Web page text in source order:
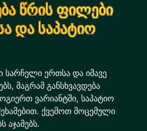
წრის ფილები
და საპატიო
სარჩელი ერთსა და იმავე
მაგრამ განსხვავდება
ვარიანტში, საპატიო
ქვემოთ მოცემული
აჯამებს.